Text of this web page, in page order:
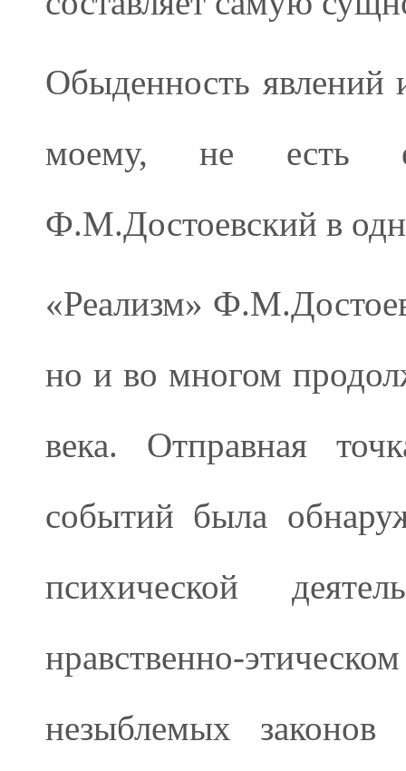
Обыденность явлений
моему, не есть
Ф.М.Достоевский в
«Реализм»
но и во многом
века. Отправная
событий была
психической
нравственно-
незыблемых законов